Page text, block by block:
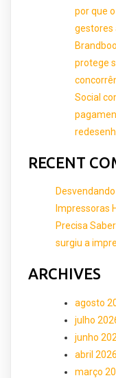
por que
gestores
protege
Social
RECENT
Impressoras
Precisa
surgiu a
ARCHIVES
agosto
julho
junho
abril 2026
março